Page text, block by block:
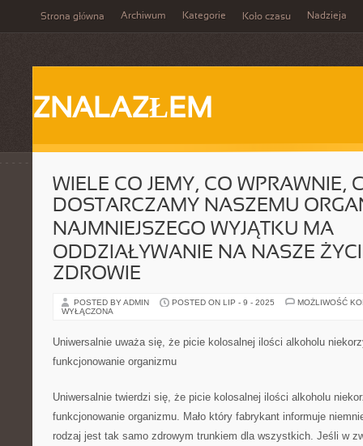
Strona główna Archiwum Kategorie Koło czasu Nadzieja
ZNALAZŁEM
WIELE CO JEMY, CO WPRAWNIE,
DOSTARCZAMY NASZEMU
NAJMNIEJSZEGO WYJĄTKU MA
ODDZIAŁYWANIE NA NASZE
ZDROWIE
POSTED BY ADMIN POSTED ON LIP - 9 - 2025
MOŻLIWOŚĆ
WYŁĄCZONA
Uniwersalnie uważa się, że picie kolosalnej ilości alkoholu
funkcjonowanie organizmu
Uniwersalnie twierdzi się, że picie kolosalnej ilości alkoholu
funkcjonowanie organizmu. Mało który fabrykant informuje
rodzaj jest tak samo zdrowym trunkiem dla wszystkich. Jeśli w